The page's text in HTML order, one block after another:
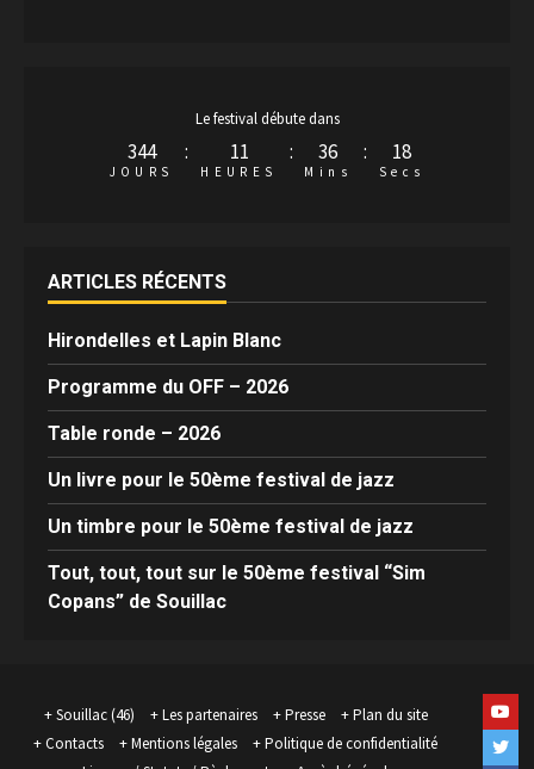
Le festival débute dans
344
JOURS
: 11
HEURES
: 36
Mins
: 17
Secs
ARTICLES RÉCENTS
Hirondelles et Lapin Blanc
Programme du OFF – 2026
Table ronde – 2026
Un livre pour le 50ème festival de jazz
Un timbre pour le 50ème festival de jazz
Tout, tout, tout sur le 50ème festival “Sim
Copans” de Souillac
Souillac (46) Les partenaires Presse
Plan du site
Contacts
Mentions légales
Politique de confidentialité